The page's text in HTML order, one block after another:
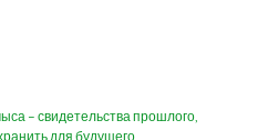
– свидетельства прошлого,
для будущего